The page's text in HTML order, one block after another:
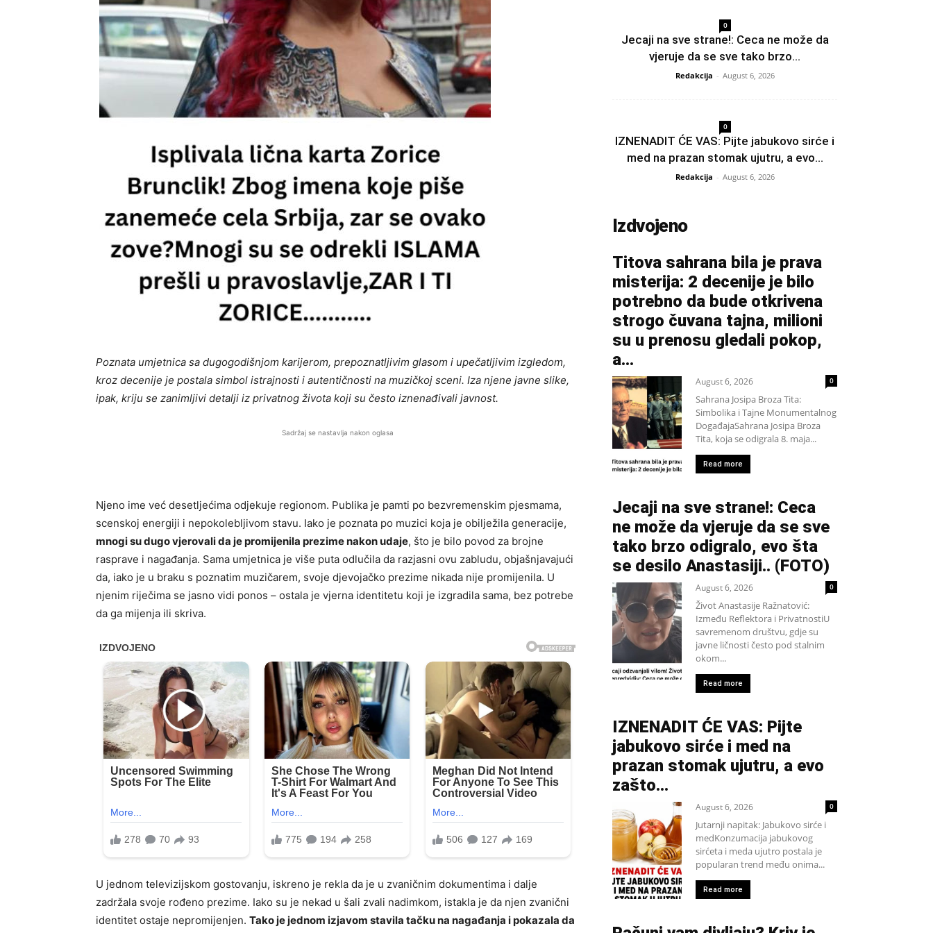
Poznata umjetnica sa dugogodišnjom karijerom, prepoznatljivim glasom i upečatljivim izgledom,
kroz decenije je postala simbol istrajnosti i autentičnosti na muzičkoj sceni. Iza njene javne slike,
ipak, kriju se zanimljivi detalji iz privatnog života koji su često iznenađivali javnost.
Sadržaj se nastavlja nakon oglasa
Njeno ime već desetljećima odjekuje regionom. Publika je pamti po bezvremenskim pjesmama,
scenskoj energiji i nepokolebljivom stavu. Iako je poznata po muzici koja je obilježila generacije,
mnogi su dugo vjerovali da je promijenila prezime nakon udaje, što je bilo povod za brojne
rasprave i nagađanja. Sama umjetnica je više puta odlučila da razjasni ovu zabludu, objašnjavajući
da, iako je u braku s poznatim muzičarem, svoje djevojačko prezime nikada nije promijenila. U
njenim riječima se jasno vidi ponos – ostala je vjerna identitetu koji je izgradila sama, bez potrebe
da ga mijenja ili skriva.
U jednom televizijskom gostovanju, iskreno je rekla da je u zvaničnim dokumentima i dalje
zadržala svoje rođeno prezime. Iako su je nekad u šali zvali nadimkom, istakla je da njen zvanični
identitet ostaje nepromijenjen. Tako je jednom izjavom stavila tačku na nagađanja i pokazala da
0
Jecaji na sve strane!: Ceca ne može da
vjeruje da se sve tako brzo...
Redakcija - August 6, 2026
0
IZNENADIT ĆE VAS: Pijte jabukovo sirće i
med na prazan stomak ujutru, a evo...
Redakcija - August 6, 2026
Izdvojeno
Titova sahrana bila je prava
misterija: 2 decenije je bilo
potrebno da bude otkrivena
strogo čuvana tajna, milioni
su u prenosu gledali pokop,
a...
August 6, 2026 0
Sahrana Josipa Broza Tita:
Simbolika i Tajne Monumentalnog
DogađajaSahrana Josipa Broza
Tita, koja se odigrala 8. maja...
Read more
Jecaji na sve strane!: Ceca
ne može da vjeruje da se sve
tako brzo odigralo, evo šta
se desilo Anastasiji.. (FOTO)
August 6, 2026 0
Život Anastasije Ražnatović:
Između Reflektora i PrivatnostiU
savremenom društvu, gdje su
javne ličnosti često pod stalnim
okom...
Read more
IZNENADIT ĆE VAS: Pijte
jabukovo sirće i med na
prazan stomak ujutru, a evo
zašto…
August 6, 2026 0
Jutarnji napitak: Jabukovo sirće i
medKonzumacija jabukovog
sirćeta i meda ujutro postala je
popularan trend među onima...
Read more